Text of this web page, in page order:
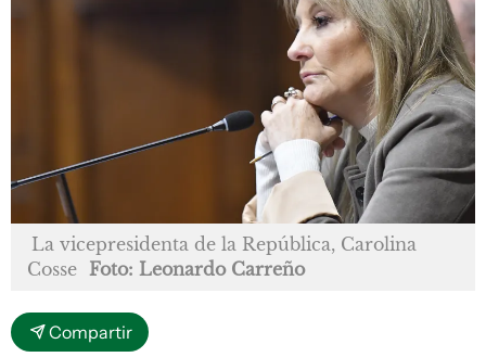
La vicepresidenta de la República, Carolina
Cosse Foto: Leonardo Carreño
Compartir